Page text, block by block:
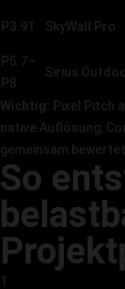
P3.91 SkyWall Pro
P5.7–
P8
Sirius
Wichtig:
Pixel Pitch
native Auflösung,
gemeinsam
So
1